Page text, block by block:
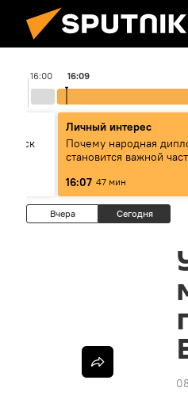
16:00 16:09
Личный интерес
Почему народная
становится важной
сотрудничества
16:07 47 мин
Вчера Сегодня